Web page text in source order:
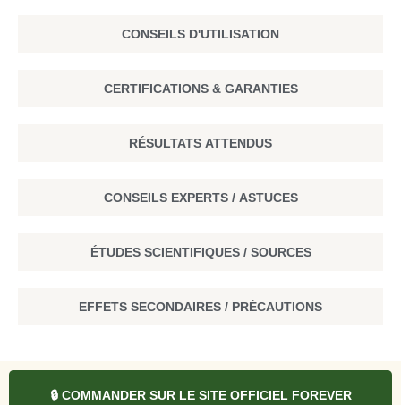
CONSEILS D'UTILISATION
CERTIFICATIONS & GARANTIES
RÉSULTATS ATTENDUS
CONSEILS EXPERTS / ASTUCES
ÉTUDES SCIENTIFIQUES / SOURCES
EFFETS SECONDAIRES / PRÉCAUTIONS
🔒 COMMANDER SUR LE SITE OFFICIEL FOREVER